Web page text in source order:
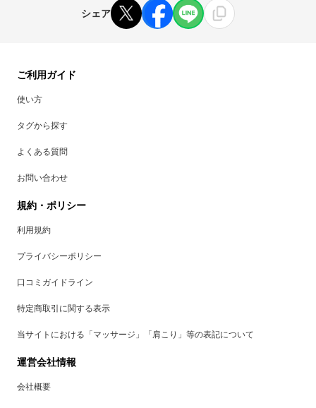
シェア
ご利用ガイド
使い方
タグから探す
よくある質問
お問い合わせ
規約・ポリシー
利用規約
プライバシーポリシー
口コミガイドライン
特定商取引に関する表示
当サイトにおける「マッサージ」「肩こり」等の表記について
運営会社情報
会社概要